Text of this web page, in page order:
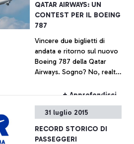
QATAR AIRWAYS: UN
CONTEST PER IL BOEING
787
Vincere due biglietti di
andata e ritorno sul nuovo
Boeing 787 della Qatar
Airways. Sogno? No, realtà.
Boeing 787 Dreamliner sulla
compagnia araba lancia il
+ Approfondisci
31 luglio 2015
RECORD STORICO DI
PASSEGGERI